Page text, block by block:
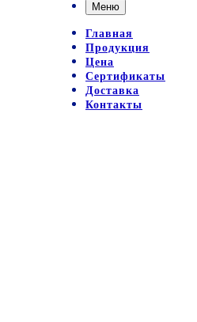
Меню
Главная
Продукция
Цена
Сертификаты
Доставка
Контакты